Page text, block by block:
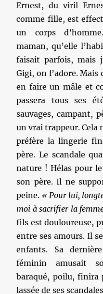
Ernest, du viril
comme fille, est
un corps
maman, qu’elle
faisait parfois, mais
Gigi, on l’adore. Mais
en faire un mâle et
passera tous ses
sauvages, campant,
un vrai trappeur. Cela
préfère la lingerie
père. Le scandale
nature ! Hélas pour
son père. Il ne
peine. « Pour lui,
moi à sacrifier la
fils est douloureuse,
entre ses amours. Il
enfants. Sa
féminin amusait
baraqué, poilu, finira
lassée de ses